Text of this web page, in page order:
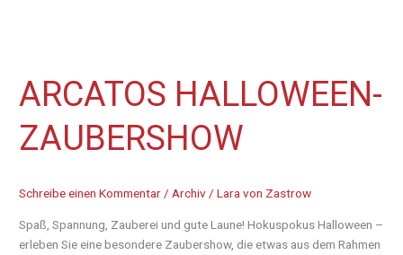
ARCATOS HALLOWEEN-
ZAUBERSHOW
Schreibe einen Kommentar / Archiv /Lara von Zastrow
Spaß, Spannung, Zauberei und gute Laune! Hokuspokus Halloween –
erleben Sie eine besondere Zaubershow, die etwas aus dem Rahmen
Arcatos
Halloween-
Zaubershow